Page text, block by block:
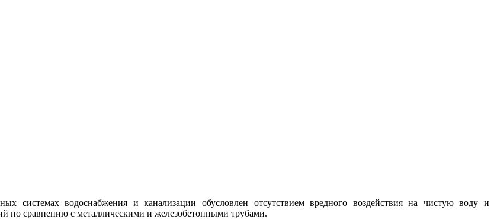
системах водоснабжения и канализации обусловлен отсутствием вредного воздействия на чистую воду и
сравнению с металлическими и железобетонными трубами.